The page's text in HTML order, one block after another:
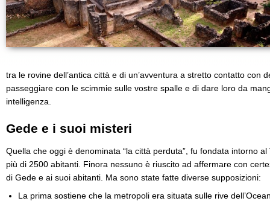
tra le rovine dell’antica città e di un’avventura a stretto contatto con
passeggiare con le scimmie sulle vostre spalle e di dare loro da
intelligenza.
Gede e i suoi misteri
Quella che oggi è denominata “la città perduta”, fu fondata intorno
più di 2500 abitanti. Finora nessuno è riuscito ad affermare con
di Gede e ai suoi abitanti. Ma sono state fatte diverse supposizioni:
La prima sostiene che la metropoli era situata sulle rive